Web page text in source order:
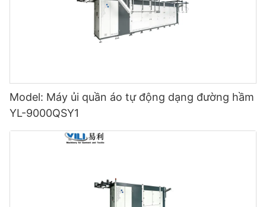
Model: Máy ủi quần áo tự động dạng đường hầm
YL-9000QSY1